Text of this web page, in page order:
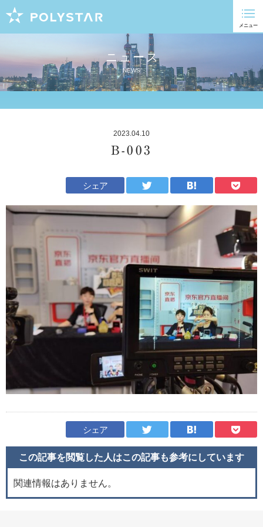
ニュース
NEWS
2023.04.10
B-003
シェア
シェア
この記事を閲覧した人はこの記事も参考にしています
関連情報はありません。